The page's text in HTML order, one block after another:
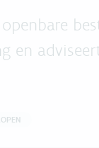
en